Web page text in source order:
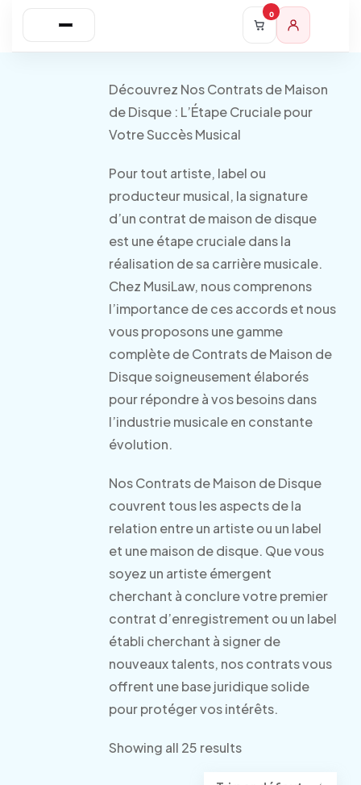
0
Découvrez Nos Contrats de Maison
de Disque : L’Étape Cruciale pour
Votre Succès Musical
Pour tout artiste, label ou
producteur musical, la signature
d’un contrat de maison de disque
est une étape cruciale dans la
réalisation de sa carrière musicale.
Chez MusiLaw, nous comprenons
l’importance de ces accords et nous
vous proposons une gamme
complète de Contrats de Maison de
Disque soigneusement élaborés
pour répondre à vos besoins dans
l’industrie musicale en constante
évolution.
Nos Contrats de Maison de Disque
couvrent tous les aspects de la
relation entre un artiste ou un label
et une maison de disque. Que vous
soyez un artiste émergent
cherchant à conclure votre premier
contrat d’enregistrement ou un label
établi cherchant à signer de
nouveaux talents, nos contrats vous
offrent une base juridique solide
pour protéger vos intérêts.
Showing all 25 results